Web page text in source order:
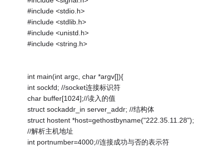
#include <stdio.h>
#include <stdlib.h>
#include <unistd.h>
#include <string.h>
int main(int argc, char *argv[]){
int sockfd; //socket连接标识符
char buffer[1024];//读入的值
struct sockaddr_in server_addr; //结构体
struct hostent *host=gethostbyname("222.35.11.28");
//解析主机地址
int portnumber=4000;//连接成功与否的表示符